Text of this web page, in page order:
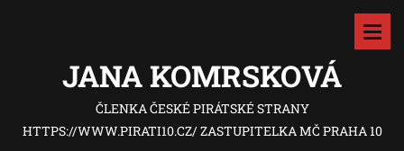
JANA KOMRSKOVÁ
ČLENKA ČESKÉ PIRÁTSKÉ STRANY
HTTPS://WWW.PIRATI10.CZ/ ZASTUPITELKA MČ PRAHA 10